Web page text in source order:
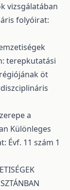
vizsgálatában
folyóirat:
terepkutatási
öt
a
Különleges
Évf. 11 szám 1